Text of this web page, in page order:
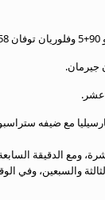
مع ضيفه
ومع الدقيقة
والسبعين، وفي